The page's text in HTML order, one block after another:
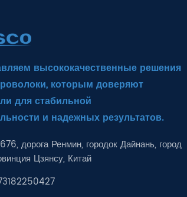
высококачественные решения
которым доверяют
для стабильной
и надежных результатов.
дорога Ренмин, городок Дайнань, город
Цзянсу, Китай